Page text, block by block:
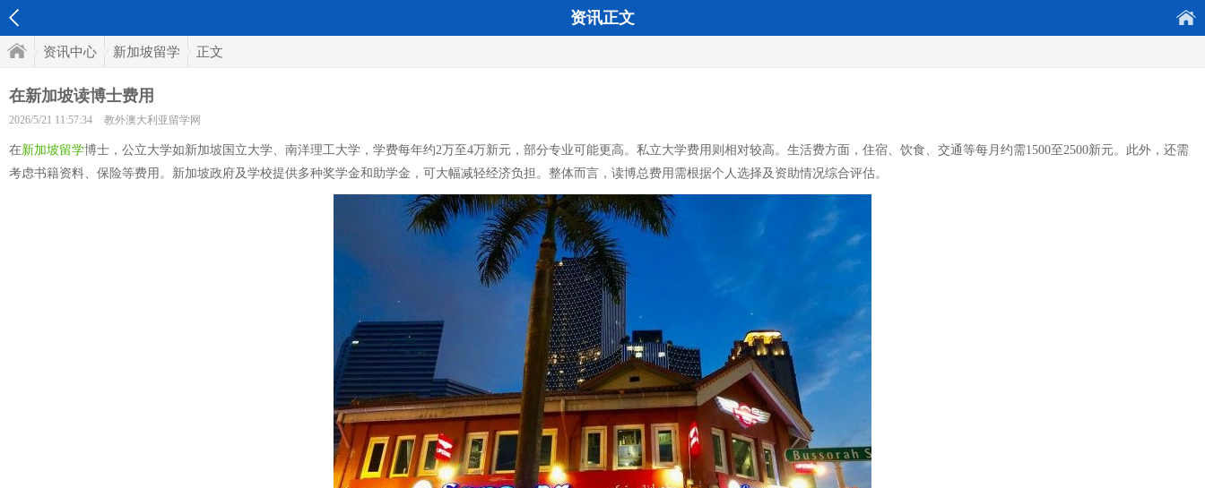
资讯正文
资讯中心 新加坡留学 正文
在新加坡读博士费用
2026/5/21 11:57:34 教外澳大利亚留学网
在新加坡留学博士，公立大学如新加坡国立大学、南洋理工大学，学费每年约2万至4万新元，部分专业可能更高。私立大学费用则相对较高。生活费方面，住宿、饮食、交通等每月约需1500至2500新元。此外，还需
考虑书籍资料、保险等费用。新加坡政府及学校提供多种奖学金和助学金，可大幅减轻经济负担。整体而言，读博总费用需根据个人选择及资助情况综合评估。